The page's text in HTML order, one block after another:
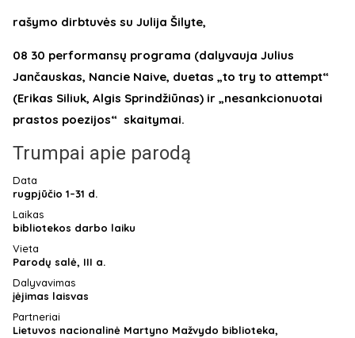
rašymo dirbtuvės su Julija Šilyte,
08 30 performansų programa (dalyvauja Julius
Jančauskas, Nancie Naive, duetas „to try to attempt“
(Erikas Siliuk, Algis Sprindžiūnas) ir „nesankcionuotai
prastos poezijos“ skaitymai.
Trumpai apie parodą
Data
rugpjūčio 1–31 d.
Laikas
bibliotekos darbo laiku
Vieta
Parodų salė, III a.
Dalyvavimas
įėjimas laisvas
Partneriai
Lietuvos nacionalinė Martyno Mažvydo biblioteka,